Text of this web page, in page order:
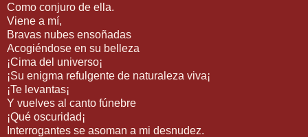
Como conjuro de ella.
Viene a mí,
Bravas nubes ensoñadas
Acogiéndose en su belleza
¡Cima del universo¡
¡Su enigma refulgente de naturaleza viva¡
¡Te levantas¡
Y vuelves al canto fúnebre
¡Qué oscuridad¡
Interrogantes se asoman a mi desnudez.